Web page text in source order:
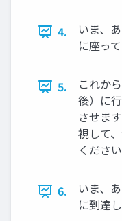
4.
いま、
に座っ
5.
これか
後）に
させま
視して
ください
6.
いま、
に到達